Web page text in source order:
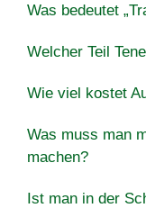
Was bedeutet
Welcher Teil
Wie viel kostet
Was muss man
machen?
Ist man in der